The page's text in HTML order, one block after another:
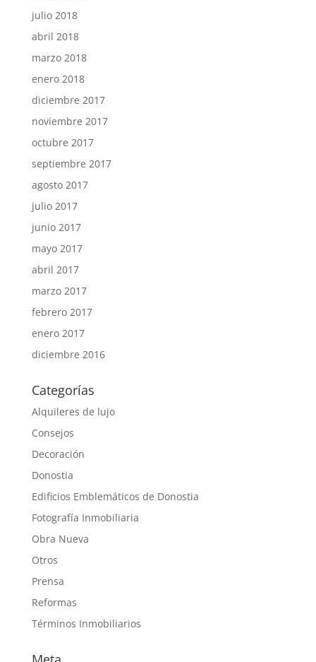
julio 2018
abril 2018
marzo 2018
enero 2018
diciembre 2017
noviembre 2017
octubre 2017
septiembre 2017
agosto 2017
julio 2017
junio 2017
mayo 2017
abril 2017
marzo 2017
febrero 2017
enero 2017
diciembre 2016
Categorías
Alquileres de lujo
Consejos
Decoración
Donostia
Edificios Emblemáticos de Donostia
Fotografía Inmobiliaria
Obra Nueva
Otros
Prensa
Reformas
Términos Inmobiliarios